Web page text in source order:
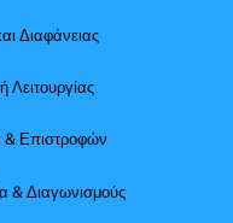
Διαφάνειας
Λειτουργίας
Επιστροφών
& Διαγωνισμούς